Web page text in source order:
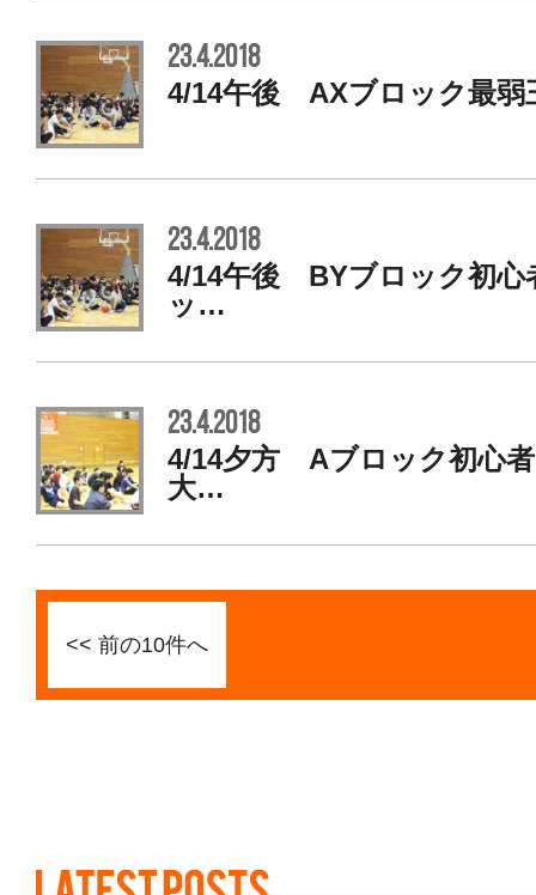
23.4.2018
4/14午後 AXブロック最
23.4.2018
4/14午後 BYブロック初心
ッ…
23.4.2018
4/14夕方 Aブロック初心
大…
<< 前の10件へ